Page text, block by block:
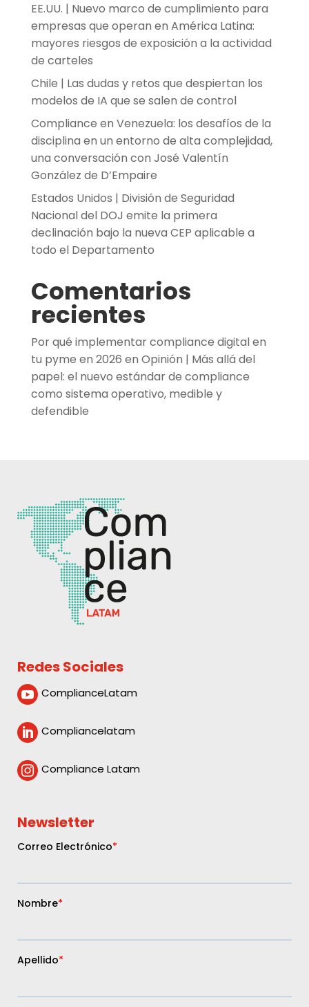
EE.UU. | Nuevo marco de cumplimiento para
empresas que operan en América Latina:
mayores riesgos de exposición a la actividad
de carteles
Chile | Las dudas y retos que despiertan los
modelos de IA que se salen de control
Compliance en Venezuela: los desafíos de la
disciplina en un entorno de alta complejidad,
una conversación con José Valentín
González de D’Empaire
Estados Unidos | División de Seguridad
Nacional del DOJ emite la primera
declinación bajo la nueva CEP aplicable a
todo el Departamento
Comentarios
recientes
Por qué implementar compliance digital en
tu pyme en 2026 en Opinión | Más allá del
papel: el nuevo estándar de compliance
como sistema operativo, medible y
defendible
Redes Sociales
 ComplianceLatam
 Compliancelatam
 Compliance Latam
Newsletter